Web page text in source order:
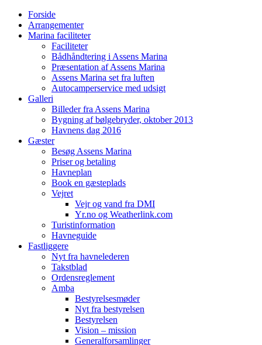
Forside
Arrangementer
Marina faciliteter
Faciliteter
Bådhåndtering i Assens Marina
Præsentation af Assens Marina
Assens Marina set fra luften
Autocamperservice med udsigt
Galleri
Billeder fra Assens Marina
Bygning af bølgebryder, oktober 2013
Havnens dag 2016
Gæster
Besøg Assens Marina
Priser og betaling
Havneplan
Book en gæsteplads
Vejret
Vejr og vand fra DMI
Yr.no og Weatherlink.com
Turistinformation
Havneguide
Fastliggere
Nyt fra havnelederen
Takstblad
Ordensreglement
Amba
Bestyrelsesmøder
Nyt fra bestyrelsen
Bestyrelsen
Vision – mission
Generalforsamlinger